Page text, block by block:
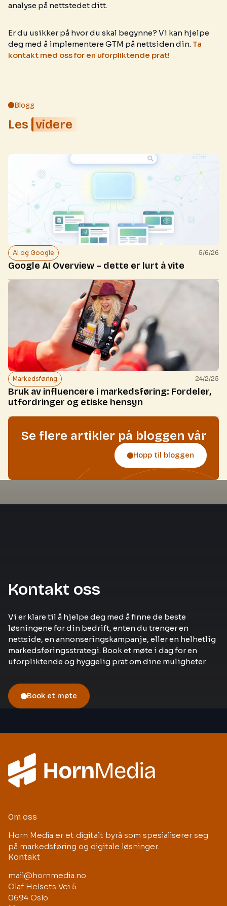
analyse på nettstedet ditt.
Er du usikker på hvor du skal begynne? Vi kan hjelpe
deg med å implementere GTM på nettsiden din. Ta
kontakt med oss for en uforpliktende prat!
Blogg
Les videre
AI og Google 5/6/26
Google AI Overview – dette er lurt å vite
Markedsføring 24/2/25
Bruk av influencere i markedsføring: Fordeler,
utfordringer og etiske hensyn
Se flere artikler på bloggen vår
Hopp til bloggen
Kontakt oss
Vi er klare til å hjelpe deg med å finne de beste
løsningene for din bedrift, enten du trenger en
nettside, en annonseringskampanje, eller en helhetlig
markedsføringsstrategi. Book et møte i dag for en
uforpliktende og hyggelig prat om dine muligheter.
Book et møte
Om oss
Horn Media er et digitalt byrå som spesialiserer seg
på markedsføring og digitale løsninger.
Kontakt
mail@hornmedia.no
Olaf Helsets Vei 5
0694 Oslo